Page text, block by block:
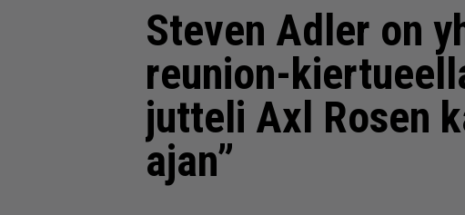
Steven Adler on
reunion-
jutteli Axl Rosen
ajan”